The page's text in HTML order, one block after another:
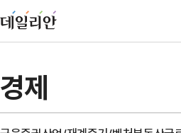
경제